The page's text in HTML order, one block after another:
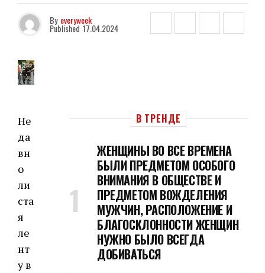
By everyweek
Published 17.04.2024
Не
да
вн
о
ли
ста
я
ле
нт
у в
В ТРЕНДЕ
ЖЕНЩИНЫ ВО ВСЕ ВРЕМЕНА
БЫЛИ ПРЕДМЕТОМ ОСОБОГО
ВНИМАНИЯ В ОБЩЕСТВЕ И
ПРЕДМЕТОМ ВОЖДЕЛЕНИЯ
МУЖЧИН, РАСПОЛОЖЕНИЕ И
БЛАГОСКЛОННОСТИ ЖЕНЩИН
НУЖНО БЫЛО ВСЕГДА
ДОБИВАТЬСЯ